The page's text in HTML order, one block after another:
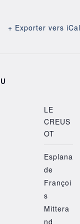
+ Exporter vers
LE
CREUS
OT
Esplana
de
Françoi
s
Mittera
nd